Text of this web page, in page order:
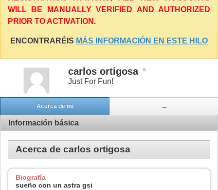
WILL BE MANUALLY VERIFIED AND AUTHORIZED
PRIOR TO ACTIVATION.
ENCONTRARÉIS MÁS INFORMACIÓN EN ESTE HILO
carlos ortigosa
Just For Fun!
Acerca de mi ...
Información básica
Acerca de carlos ortigosa
Biografía
sueño con un astra gsi